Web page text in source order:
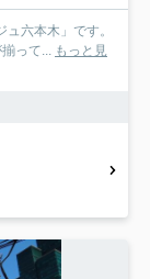
六本木」です。
って... もっと見